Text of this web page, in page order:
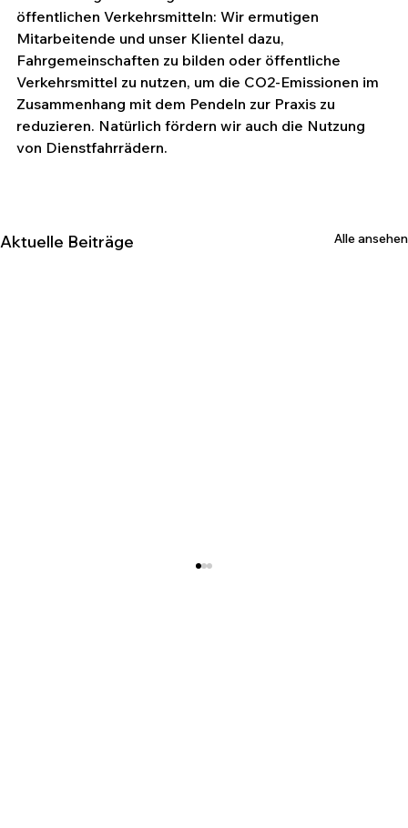
öffentlichen Verkehrsmitteln: Wir ermutigen
Mitarbeitende und unser Klientel dazu,
Fahrgemeinschaften zu bilden oder öffentliche
Verkehrsmittel zu nutzen, um die CO2-Emissionen im
Zusammenhang mit dem Pendeln zur Praxis zu
reduzieren. Natürlich fördern wir auch die Nutzung
von Dienstfahrrädern.
Aktuelle Beiträge Alle ansehen